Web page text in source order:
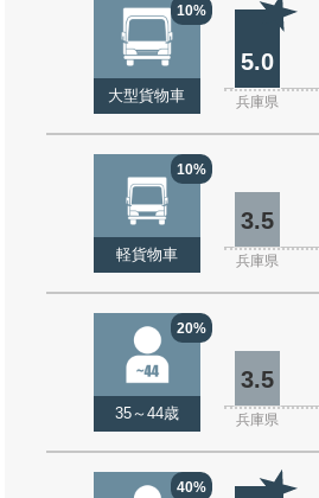
10%
大型貨物車
5.0
兵庫県
10%
軽貨物車
3.5
兵庫県
20%
35～44歳
3.5
兵庫県
40%